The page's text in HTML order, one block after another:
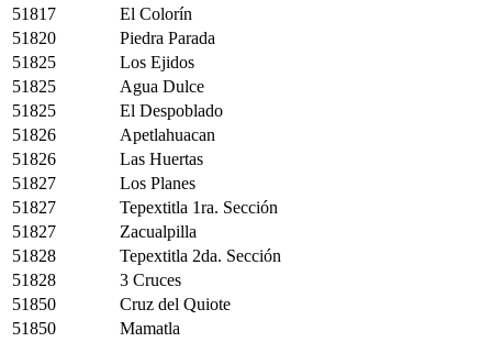
51817
El Colorín
51820
Piedra Parada
51825
Los Ejidos
51825
Agua Dulce
51825
El Despoblado
51826
Apetlahuacan
51826
Las Huertas
51827
Los Planes
51827
Tepextitla 1ra. Sección
51827
Zacualpilla
51828
Tepextitla 2da. Sección
51828
3 Cruces
51850
Cruz del Quiote
51850
Mamatla